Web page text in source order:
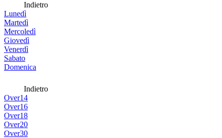
Indietro
Lunedì
Martedì
Mercoledì
Giovedì
Venerdì
Sabato
Domenica
Indietro
Over14
Over16
Over18
Over20
Over30